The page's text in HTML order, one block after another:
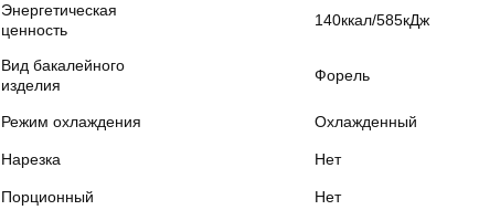
Энергетическая
ценность
140ккал/585кДж
Вид бакалейного
изделия
Форель
Режим охлаждения Охлажденный
Нарезка Нет
Порционный Нет